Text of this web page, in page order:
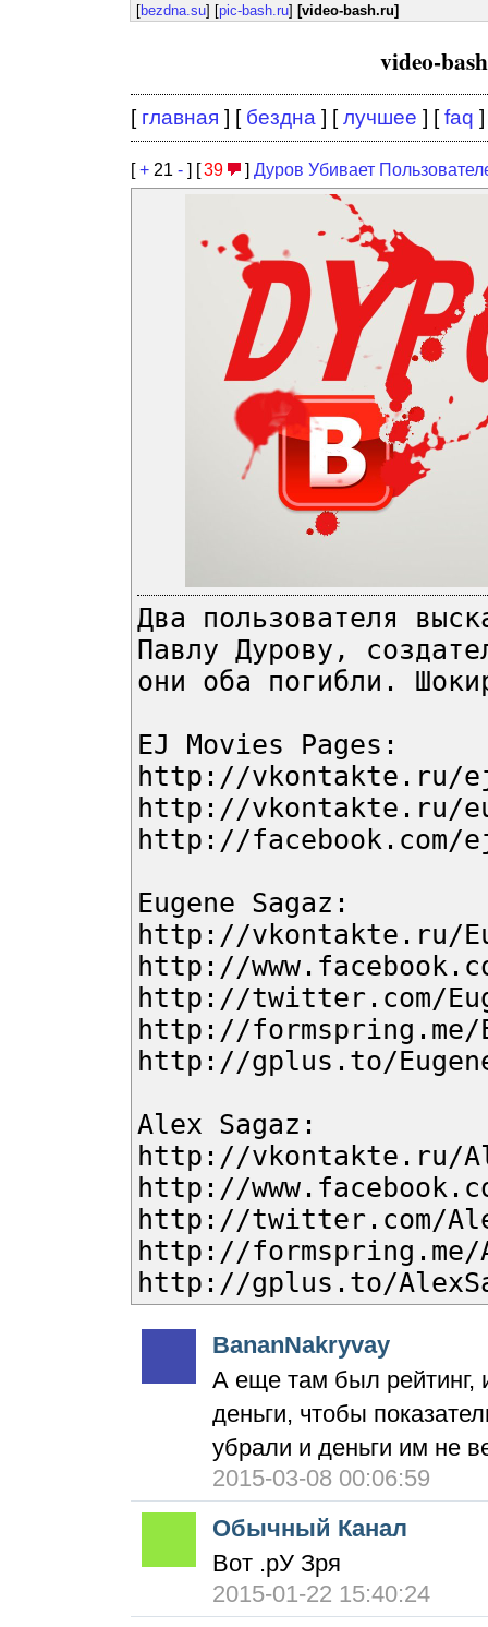
[bezdna.su] [pic-bash.ru] [video-bash.ru]
video-
[ главная ] [ бездна ] [лучшее ] [faq ]
[+ 21 - ] [39 ] Дуров Убивает
Два пользователя
Павлу Дурову,
они оба погибли.
EJ Movies Pages:
http://vkontakte.ru/
http://vkontakte.ru/
http://facebook.com/
Eugene Sagaz:
http://vkontakte.ru/
http://
http://twitter.com/
http://formspring.me/
http://gplus.to/
Alex Sagaz:
http://vkontakte.ru/
http://
http://twitter.com/
http://formspring.me/
http://gplus.to/
BаnanNakryvay
А еще там был рейтинг,
деньги, чтобы
убрали и деньги им не
2015-03-08 00:06:59
Обычный Канал
Вот .рУ Зря
2015-01-22 15:40:24